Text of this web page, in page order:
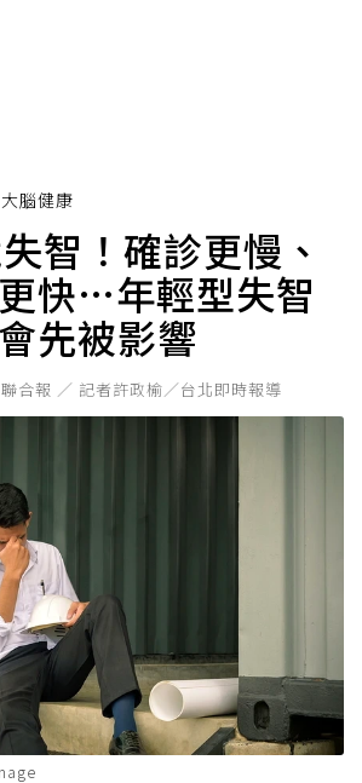
大腦健康
智！確診更慢、
快…年輕型失智
先被影響
聯合報 ／ 記者許政榆／台北即時報導